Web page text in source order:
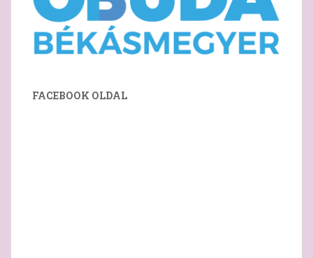
FACEBOOK OLDAL